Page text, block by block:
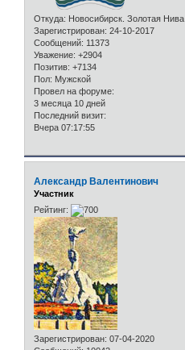
Откуда: Новосибирск. Золотая Нива
Зарегистрирован: 24-10-2017
Сообщений: 11373
Уважение: +2904
Позитив: +7134
Пол: Мужской
Провел на форуме:
3 месяца 10 дней
Последний визит:
Вчера 07:17:55
Александр Валентинович
Участник
Рейтинг:
Зарегистрирован: 07-04-2020